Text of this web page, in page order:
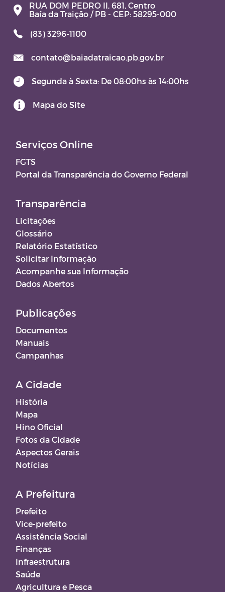
RUA DOM PEDRO II, 681, Centro
Baía da Traição / PB - CEP: 58295-000
(83) 3296-1100
contato@baiadatraicao.pb.gov.br
Segunda à Sexta: De 08:00hs às 14:00hs
Mapa do Site
Serviços Online
FGTS
Portal da Transparência do Governo Federal
Transparência
Licitações
Glossário
Relatório Estatístico
Solicitar Informação
Acompanhe sua Informação
Dados Abertos
Publicações
Documentos
Manuais
Campanhas
A Cidade
História
Mapa
Hino Oficial
Fotos da Cidade
Aspectos Gerais
Notícias
A Prefeitura
Prefeito
Vice-prefeito
Assistência Social
Finanças
Infraestrutura
Saúde
Agricultura e Pesca